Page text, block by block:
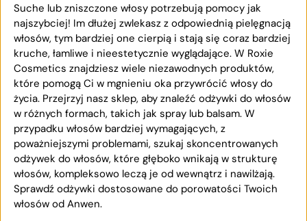
Suche lub zniszczone włosy potrzebują pomocy jak
najszybciej! Im dłużej zwlekasz z odpowiednią pielęgnacją
włosów, tym bardziej one cierpią i stają się coraz bardziej
kruche, łamliwe i nieestetycznie wyglądające. W Roxie
Cosmetics znajdziesz wiele niezawodnych produktów,
które pomogą Ci w mgnieniu oka przywrócić włosy do
życia. Przejrzyj nasz sklep, aby znaleźć odżywki do włosów
w różnych formach, takich jak spray lub balsam. W
przypadku włosów bardziej wymagających, z
poważniejszymi problemami, szukaj skoncentrowanych
odżywek do włosów, które głęboko wnikają w strukturę
włosów, kompleksowo leczą je od wewnątrz i nawilżają.
Sprawdź odżywki dostosowane do porowatości Twoich
włosów od Anwen.